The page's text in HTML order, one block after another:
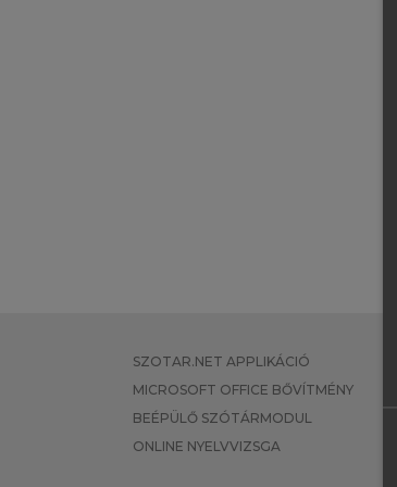
SZOTAR.NET APPLIKÁCIÓ
MICROSOFT OFFICE BŐVÍTMÉNY
BEÉPÜLŐ SZÓTÁRMODUL
ONLINE NYELVVIZSGA